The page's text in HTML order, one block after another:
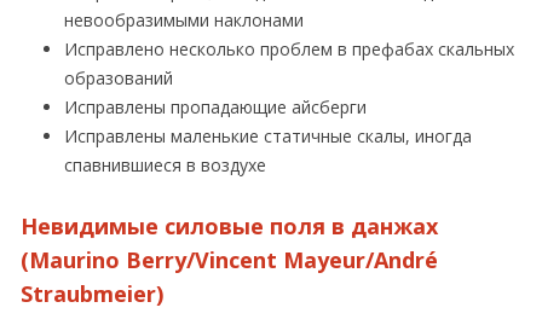
невообразимыми наклонами
Исправлено несколько проблем в префабах скальных
образований
Исправлены пропадающие айсберги
Исправлены маленькие статичные скалы, иногда
спавнившиеся в воздухе
Невидимые силовые поля в данжах
(Maurino Berry/Vincent Mayeur/André
Straubmeier)